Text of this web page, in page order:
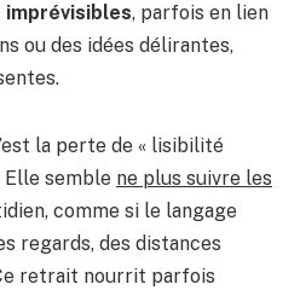
, parfois en lien
ou des idées délirantes,
la perte de « lisibilité
Elle semble ne plus suivre les
comme si le langage
regards, des distances
retrait nourrit parfois